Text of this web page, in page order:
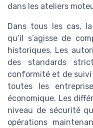
dans les ateliers
Dans tous les cas,
qu’il s’agisse de
historiques. Les
des standards
conformité et de suivi
toutes les
économique. Les
niveau de sécurité
opérations